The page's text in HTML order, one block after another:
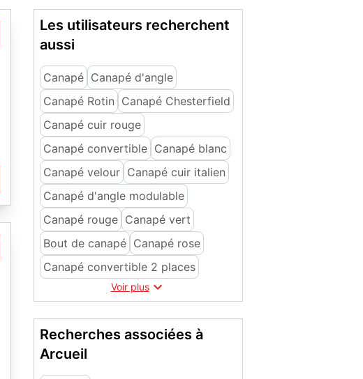
Les utilisateurs recherchent
aussi
Canapé Canapé d'angle
Canapé Rotin Canapé Chesterfield
Canapé cuir rouge
Canapé convertible Canapé blanc
Canapé velour Canapé cuir italien
Canapé d'angle modulable
Canapé rouge Canapé vert
Bout de canapé Canapé rose
Canapé convertible 2 places
Voir plus
Recherches associées à
Arcueil